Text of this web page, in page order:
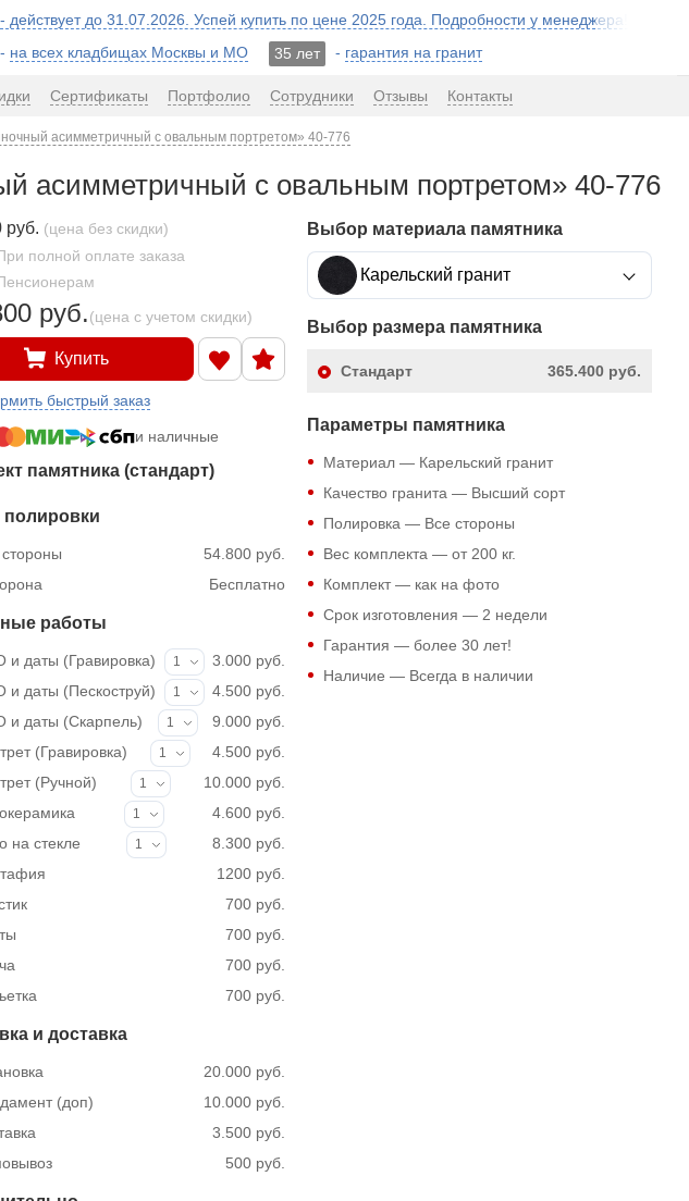
- действует до 31.07.2026. Успей купить по цене 2025 года. Подробности у менеджера!
- на всех кладбищах Москвы и МО 35 лет - гарантия на гранит
Сертификаты Портфолио Сотрудники Отзывы Контакты
асимметричный с овальным портретом» 40-776
асимметричный с овальным портретом» 40-776
руб. (цена без скидки)
полной оплате заказа
руб.(цена с учетом скидки)
Купить
быстрый заказ
и наличные
памятника (стандарт)
54.800 руб.
Бесплатно
работы
даты (Гравировка) 1
3.000 руб.
даты (Пескоструй)
1
4.500 руб.
и даты (Скарпель)
1
9.000 руб.
(Гравировка)
1
4.500 руб.
(Ручной)
1
10.000 руб.
1
4.600 руб.
на стекле
1
8.300 руб.
1200 руб.
700 руб.
700 руб.
700 руб.
700 руб.
и доставка
20.000 руб.
10.000 руб.
(доп)
3.500 руб.
500 руб.
Выбор материала памятника
Карельский гранит
Выбор размера памятника
365.400 руб.
Стандарт
Параметры памятника
Материал — Карельский гранит
Качество гранита — Высший сорт
Полировка — Все стороны
Вес комплекта — от 200 кг.
Комплект — как на фото
Срок изготовления — 2 недели
Гарантия — более 30 лет!
Наличие — Всегда в наличии